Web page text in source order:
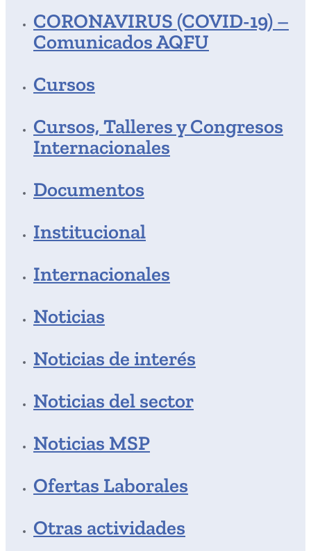
CORONAVIRUS (COVID-19) –
Comunicados AQFU
Cursos
Cursos, Talleres y Congresos
Internacionales
Documentos
Institucional
Internacionales
Noticias
Noticias de interés
Noticias del sector
Noticias MSP
Ofertas Laborales
Otras actividades